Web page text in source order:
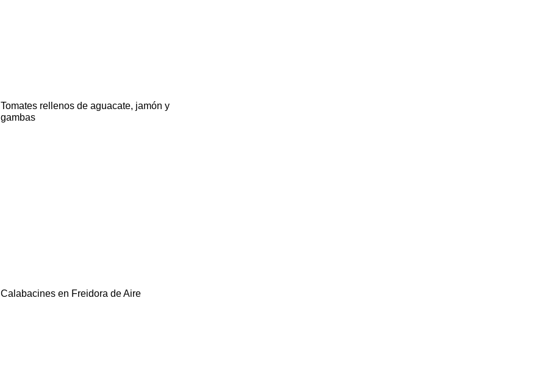
Tomates rellenos de aguacate, jamón y
gambas
Calabacines en Freidora de Aire